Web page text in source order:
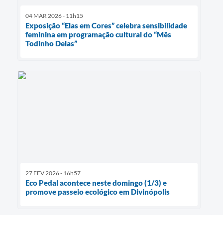
04 MAR 2026 - 11h15
Exposição “Elas em Cores” celebra sensibilidade
feminina em programação cultural do “Mês
Todinho Delas”
27 FEV 2026 - 16h57
Eco Pedal acontece neste domingo (1/3) e
promove passeio ecológico em Divinópolis